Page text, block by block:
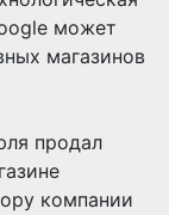
может
магазинов
продал
компании